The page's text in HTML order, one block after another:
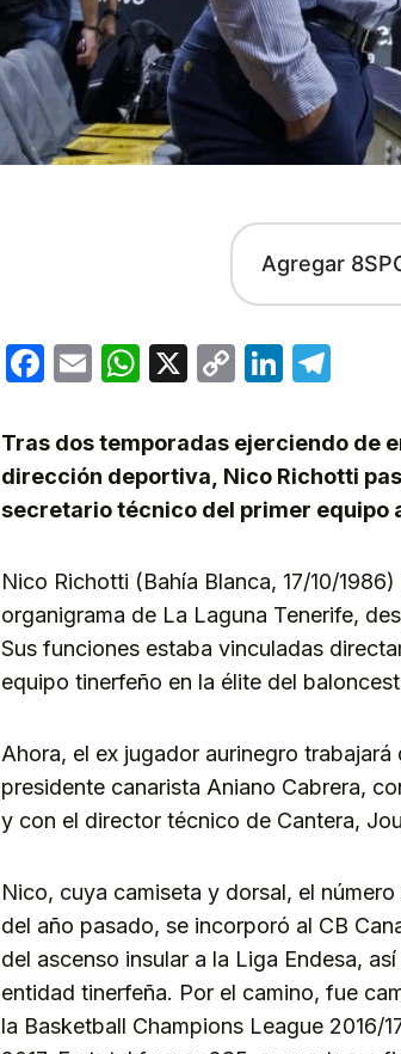
Agregar
Facebook
EmailWhatsApp
X
Copy
Tras dos temporadas ejerciendo de
dirección deportiva, Nico Richotti
secretario técnico del primer equipo
Nico Richotti (Bahía Blanca, 17/10/
organigrama de La Laguna Tenerife,
Sus funciones estaba vinculadas
equipo tinerfeño en la élite del
Ahora, el ex jugador aurinegro
presidente canarista Aniano Cabrera,
y con el director técnico de Cantera,
Nico, cuya camiseta y dorsal, el
del año pasado, se incorporó al CB
del ascenso insular a la Liga Endesa,
entidad tinerfeña. Por el camino, fue
la Basketball Champions League 2016/